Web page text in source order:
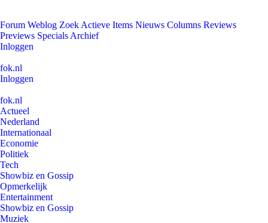
Forum Weblog Zoek Actieve Items Nieuws Columns Reviews
Previews Specials Archief
Inloggen
fok.nl
Inloggen
fok.nl
Actueel
Nederland
Internationaal
Economie
Politiek
Tech
Showbiz en Gossip
Opmerkelijk
Entertainment
Showbiz en Gossip
Muziek